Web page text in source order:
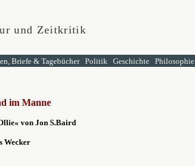
und Zeitkritik
Briefe & Tagebücher Politik Geschichte Philosophie
im Manne
von Jon S.Baird
Wecker